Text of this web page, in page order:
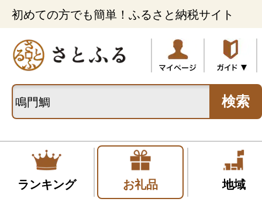
初めての方でも簡単！ふるさと納税サイト
検索
ランキング お礼品 地域